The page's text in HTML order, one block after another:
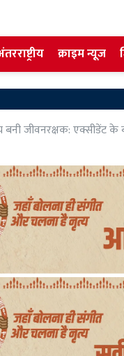
क्राइम न्यूज
बनी जीवनरक्षक: एक्सीडेंट